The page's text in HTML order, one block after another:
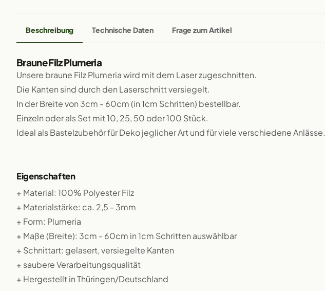
Beschreibung Technische Daten Frage zum Artikel
Braune Filz Plumeria
Unsere braune Filz Plumeria wird mit dem Laser zugeschnitten.
Die Kanten sind durch den Laserschnitt versiegelt.
In der Breite von 3cm - 60cm (in 1cm Schritten) bestellbar.
Einzeln oder als Set mit 10, 25, 50 oder 100 Stück.
Ideal als Bastelzubehör für Deko jeglicher Art und für viele verschiedene Anlässe.
Eigenschaften
+ Material: 100% Polyester Filz
+ Materialstärke: ca. 2,5 - 3mm
+ Form: Plumeria
+ Maße (Breite): 3cm - 60cm in 1cm Schritten auswählbar
+ Schnittart: gelasert, versiegelte Kanten
+ saubere Verarbeitungsqualität
+ Hergestellt in Thüringen/Deutschland